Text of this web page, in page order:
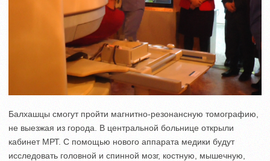
Балхашцы смогут пройти магнитно-резонансную томографию,
не выезжая из города. В центральной больнице открыли
кабинет МРТ. С помощью нового аппарата медики будут
исследовать головной и спинной мозг, костную, мышечную,